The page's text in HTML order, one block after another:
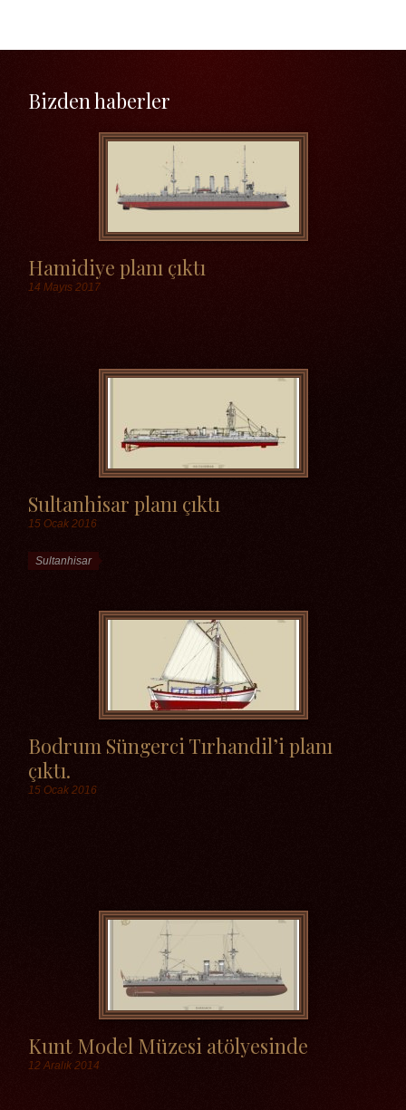
Bizden haberler
Hamidiye planı çıktı
14 Mayıs 2017
Sultanhisar planı çıktı
15 Ocak 2016
Etiketler
Sultanhisar
Bodrum Süngerci Tırhandil’i planı
çıktı.
15 Ocak 2016
Kunt Model Müzesi atölyesinde
12 Aralık 2014